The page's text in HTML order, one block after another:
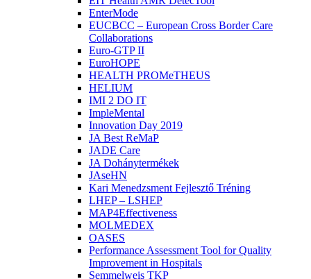
EnterMode
EUCBCC – European Cross Border Care
Collaborations
Euro-GTP II
EuroHOPE
HEALTH PROMeTHEUS
HELIUM
IMI 2 DO IT
ImpleMental
Innovation Day 2019
JA Best ReMaP
JADE Care
JA Dohánytermékek
JAseHN
Kari Menedzsment Fejlesztő Tréning
LHEP – LSHEP
MAP4Effectiveness
MOLMEDEX
OASES
Performance Assessment Tool for Quality
Improvement in Hospitals
Semmelweis TKP